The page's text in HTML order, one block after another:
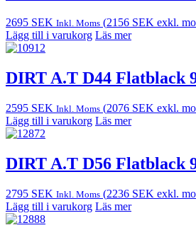
2695 SEK Inkl. Moms (2156 SEK exkl.
Lägg till i varukorg Läs mer
DIRT A.T D44 Flatblack
2595 SEK Inkl. Moms (2076 SEK exkl.
Lägg till i varukorg Läs mer
DIRT A.T D56 Flatblack
2795 SEK Inkl. Moms (2236 SEK exkl.
Lägg till i varukorg Läs mer